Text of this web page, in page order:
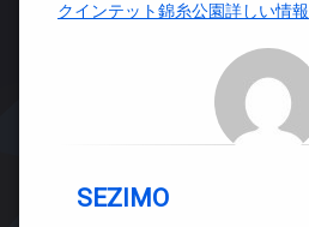
クインテット錦糸公園詳しい情報
SEZIMO